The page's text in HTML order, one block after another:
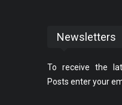
Newsletters
To receive the
Posts enter your